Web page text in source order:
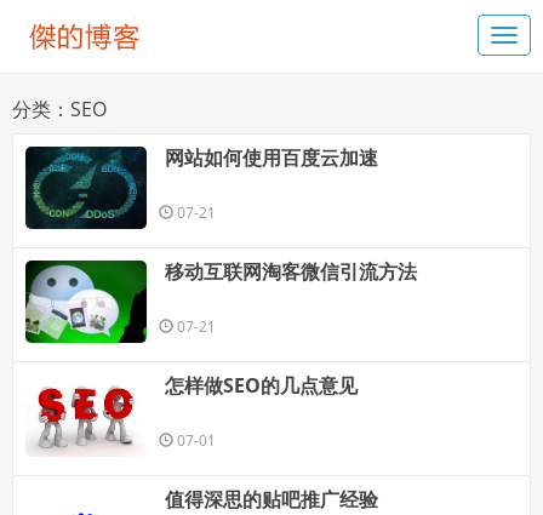
分类：SEO
网站如何使用百度云加速
07-21
移动互联网淘客微信引流方法
07-21
怎样做SEO的几点意见
07-01
值得深思的贴吧推广经验